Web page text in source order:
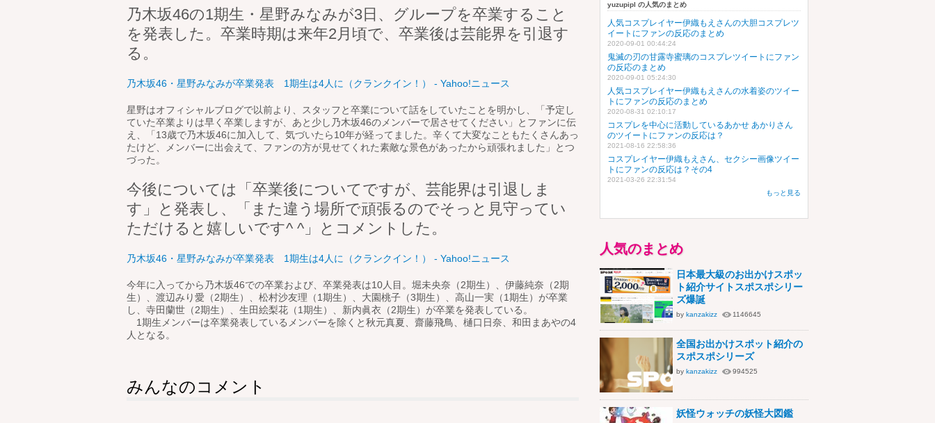
乃木坂46の1期生・星野みなみが3日、グループを卒業すること
を発表した。卒業時期は来年2月頃で、卒業後は芸能界を引退す
る。
乃木坂46・星野みなみが卒業発表 1期生は4人に（クランクイン！） - Yahoo!ニュース
星野はオフィシャルブログで以前より、スタッフと卒業について話をしていたことを明かし、「予定し
ていた卒業よりは早く卒業しますが、あと少し乃木坂46のメンバーで居させてください」とファンに伝
え、「13歳で乃木坂46に加入して、気づいたら10年が経ってました。辛くて大変なこともたくさんあっ
たけど、メンバーに出会えて、ファンの方が見せてくれた素敵な景色があったから頑張れました」とつ
づった。
今後については「卒業後についてですが、芸能界は引退しま
す」と発表し、「また違う場所で頑張るのでそっと見守ってい
ただけると嬉しいです^ ^」とコメントした。
乃木坂46・星野みなみが卒業発表 1期生は4人に（クランクイン！） - Yahoo!ニュース
今年に入ってから乃木坂46での卒業および、卒業発表は10人目。堀未央奈（2期生）、伊藤純奈（2期
生）、渡辺みり愛（2期生）、松村沙友理（1期生）、大園桃子（3期生）、高山一実（1期生）が卒業
し、寺田蘭世（2期生）、生田絵梨花（1期生）、新内眞衣（2期生）が卒業を発表している。
1期生メンバーは卒業発表しているメンバーを除くと秋元真夏、齋藤飛鳥、樋口日奈、和田まあやの4
人となる。
みんなのコメント
yuzupipl の人気のまとめ
人気コスプレイヤー伊織もえさんの大胆コスプレツ
イートにファンの反応のまとめ
2020-09-01 00:44:24
鬼滅の刃の甘露寺蜜璃のコスプレツイートにファン
の反応のまとめ
2020-09-01 05:24:30
人気コスプレイヤー伊織もえさんの水着姿のツイー
トにファンの反応のまとめ
2020-08-31 02:10:17
コスプレを中心に活動しているあかせ あかりさん
のツイートにファンの反応は？
2021-08-16 22:58:36
コスプレイヤー伊織もえさん、セクシー画像ツイー
トにファンの反応は？その4
2021-03-26 22:31:54
もっと見る
人気のまとめ
日本最大級のお出かけスポッ
ト紹介サイトスポスポシリー
ズ爆誕
by kanzakizz 1146645
全国お出かけスポット紹介の
スポスポシリーズ
by kanzakizz 994525
妖怪ウォッチの妖怪大図鑑